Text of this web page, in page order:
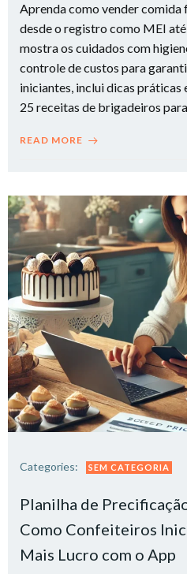
Aprenda como vender comida
desde o registro como MEI
mostra os cuidados com
controle de custos para
iniciantes, inclui dicas
25 receitas de brigadeiros
READ MORE
Categories: SEM CATEGORIA
Planilha de
Como Confeiteiros
Mais Lucro com o App​